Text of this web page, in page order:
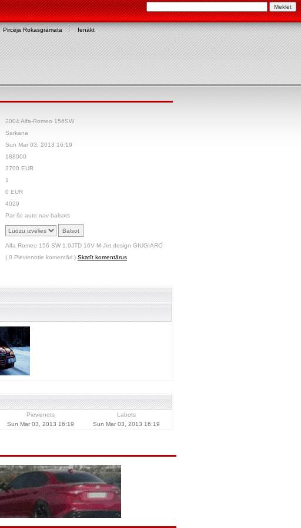
Pircēja Rokasgrāmata Ienākt
2004 Alfa-Romeo 156SW
Sarkana
Sun Mar 03, 2013 16:19
188000
3700 EUR
1
0 EUR
4029
Par šo auto nav balsots
Alfa Romeo 156 SW 1.9JTD 16V M-Jet design GIUGIARO
( 0 Pievienotie komentāri ) Skatīt komentārus
Pievienots
Labots
Sun Mar 03, 2013 16:19 Sun Mar 03, 2013 16:19